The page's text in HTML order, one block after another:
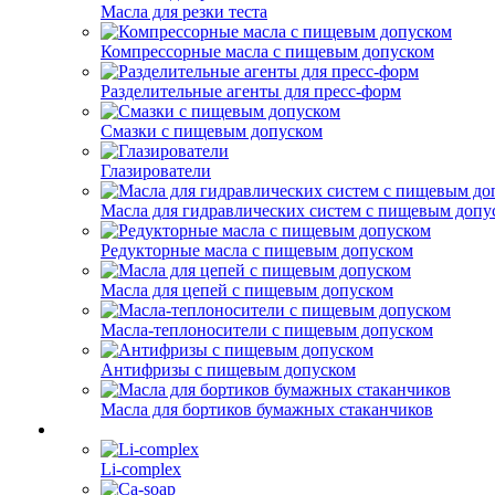
Масла для резки теста
Компрессорные масла с пищевым допуском
Разделительные агенты для пресс-форм
Смазки с пищевым допуском
Глазирователи
Масла для гидравлических систем с пищевым
Редукторные масла с пищевым допуском
Масла для цепей с пищевым допуском
Масла-теплоносители с пищевым допуском
Антифризы с пищевым допуском
Масла для бортиков бумажных стаканчиков
Li-complex